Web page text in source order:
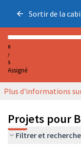
Sortir de la
0
/
5
Assigné
Plus d'informations
Projets pour
Filtrer et